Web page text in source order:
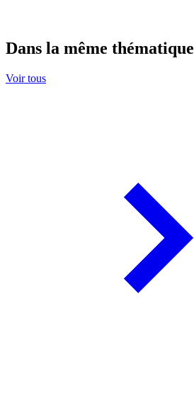
Dans la même thématique
Voir tous